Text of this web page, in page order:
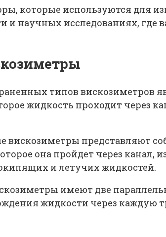
которые используются для
научных исследованиях, где
типов вискозиметров
жидкость проходит
вискозиметры представляют
она пройдет через
и летучих жидкостей.
имеют две
жидкости через каждую